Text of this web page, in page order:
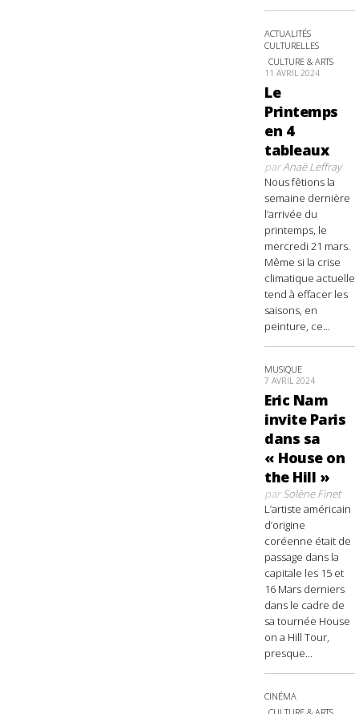
ACTUALITÉS
CULTURELLES
CULTURE & ARTS
11 AVRIL 2024
Le
Printemps
en 4
tableaux
parAnaë Leffray
Nous fêtions la
semaine dernière
l’arrivée du
printemps, le
mercredi 21 mars.
Même si la crise
climatique actuelle
tend à effacer les
saisons, en
peinture, ce...
MUSIQUE
7 AVRIL 2024
Eric Nam
invite Paris
dans sa
« House on
the Hill »
parSolène Finet
L’artiste américain
d’origine
coréenne était de
passage dans la
capitale les 15 et
16 Mars derniers
dans le cadre de
sa tournée House
on a Hill Tour,
presque...
CINÉMA